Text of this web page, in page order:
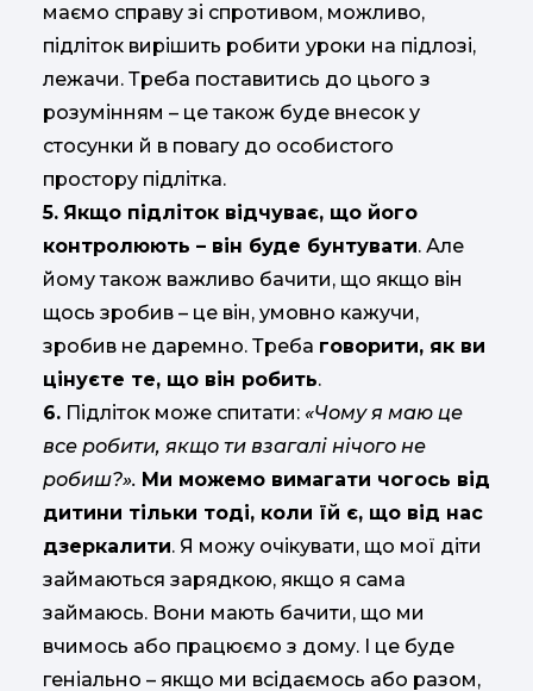
маємо справу зі спротивом, можливо,
підліток вирішить робити уроки на підлозі,
лежачи. Треба поставитись до цього з
розумінням – це також буде внесок у
стосунки й в повагу до особистого
простору підлітка.
5. Якщо підліток відчуває, що його
контролюють – він буде бунтувати. Але
йому також важливо бачити, що якщо він
щось зробив – це він, умовно кажучи,
зробив не даремно. Треба говорити, як ви
цінуєте те, що він робить.
6. Підліток може спитати: «Чому я маю це
все робити, якщо ти взагалі нічого не
робиш?». Ми можемо вимагати чогось від
дитини тільки тоді, коли їй є, що від нас
дзеркалити. Я можу очікувати, що мої діти
займаються зарядкою, якщо я сама
займаюсь. Вони мають бачити, що ми
вчимось або працюємо з дому. І це буде
геніально – якщо ми всідаємось або разом,